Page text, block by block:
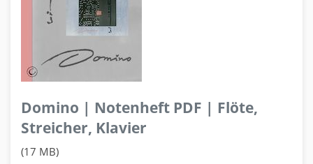
Domino | Notenheft PDF | Flöte,
Streicher, Klavier
(17 MB)